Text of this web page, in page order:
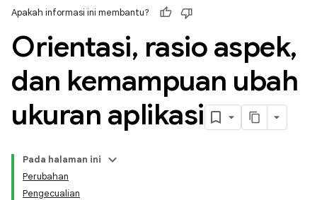
Apakah informasi ini membantu?
Orientasi, rasio aspek,
dan kemampuan ubah
ukuran aplikasi
Pada halaman ini
Perubahan
Pengecualian